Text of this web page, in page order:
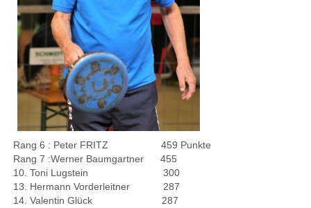
Rang 6 : Peter FRITZ 459 Punkte
Rang 7 :Werner Baumgartner 455
10. Toni Lugstein 300
13. Hermann Vorderleitner 287
14. Valentin Glück 287